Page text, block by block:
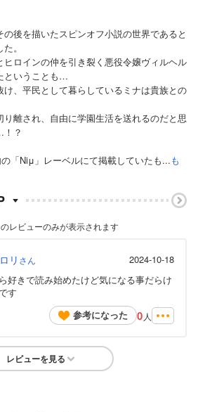
後を描いたスピンオフ小説の世界であると
。
ロインの仲を引き裂く悪役令嬢ヴィルヘル
ということも…
、平民として暮らしているミナは貴族との
り離され、自由に学園生活を送れるのだと思
？
「Niμ」レーベルにて掲載していたも...も
レビューのみが表示されます
リ さん
2024-10-18
好きで読み始めたけど気になる事だらけ
す
参考になった
0 人
レビューを見る